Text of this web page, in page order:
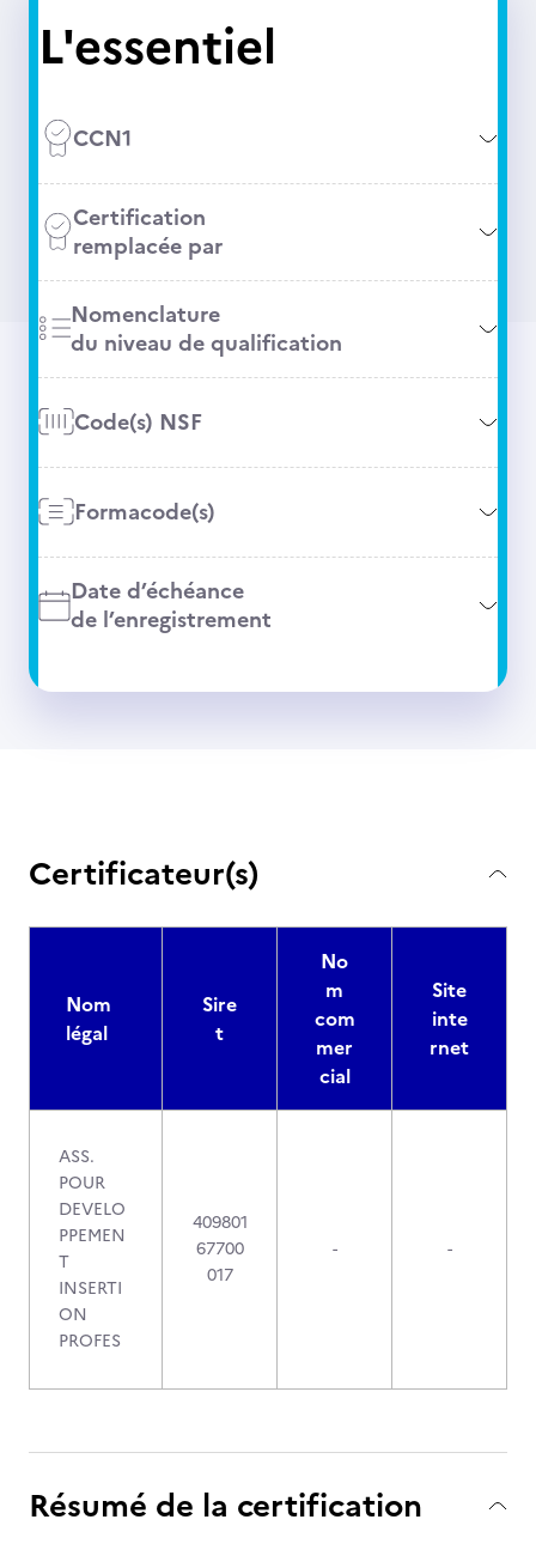
L'essentiel
CCN1
Certification
remplacée par
Nomenclature
du niveau de qualification
Code(s) NSF
Formacode(s)
Date d’échéance
de l’enregistrement
Certificateur(s)
Nom
légal
Sire
t
No
m
com
mer
cial
Site
inte
rnet
ASS.
POUR
DEVELO
PPEMEN
T
INSERTI
ON
PROFES
409801
67700
017
- -
Résumé de la certification